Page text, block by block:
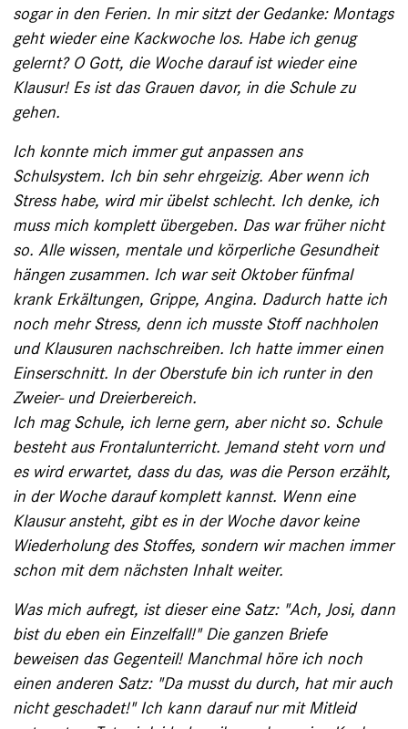
sogar in den Ferien. In mir sitzt der Gedanke: Montags
geht wieder eine Kack­woche los. Habe ich genug
gelernt? O Gott, die Woche darauf ist wieder eine
Klausur! Es ist das Grauen davor, in die Schule zu
gehen.
Ich konnte mich immer gut anpassen ans
Schulsystem. Ich bin sehr ehrgeizig. Aber wenn ich
Stress habe, wird mir übelst schlecht. Ich denke, ich
muss mich komplett übergeben. Das war früher nicht
so. Alle wissen, mentale und körperliche Gesundheit
hängen zusammen. Ich war seit ­Oktober fünfmal
krank Erkältungen, Grippe, Angina. Dadurch hatte ich
noch mehr Stress, denn ich musste Stoff nachholen
und Klausuren nachschreiben. Ich hatte immer einen
Einserschnitt. In der Oberstufe bin ich runter in den
Zweier- und Dreierbereich.
Ich mag Schule, ich lerne gern, aber nicht so. Schule
besteht aus Frontalunterricht. Jemand steht vorn und
es wird erwartet, dass du das, was die Person erzählt,
in der Woche darauf komplett kannst. Wenn ­eine
Klausur ansteht, gibt es in der Woche davor keine
Wiederholung des Stoffes, sondern wir machen immer
schon mit dem nächsten Inhalt weiter.
Was mich aufregt, ist dieser eine Satz: "Ach, Josi, dann
bist du eben ein Einzelfall!" Die ganzen Briefe
beweisen das Gegenteil! Manchmal höre ich noch
einen anderen Satz: "Da musst du durch, hat mir auch
nicht ­geschadet!" Ich kann darauf nur mit Mitleid